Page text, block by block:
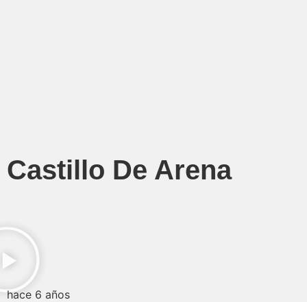
Castillo De Arena
hace 6 años